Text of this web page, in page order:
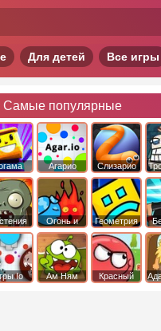
Для детей Все игры
Самые популярные
Агарио Слизарио
Огонь и
Вода
Геометрия
Даш
Io Ам Ням
Красный